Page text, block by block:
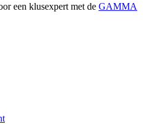
een klusexpert met de GAMMA